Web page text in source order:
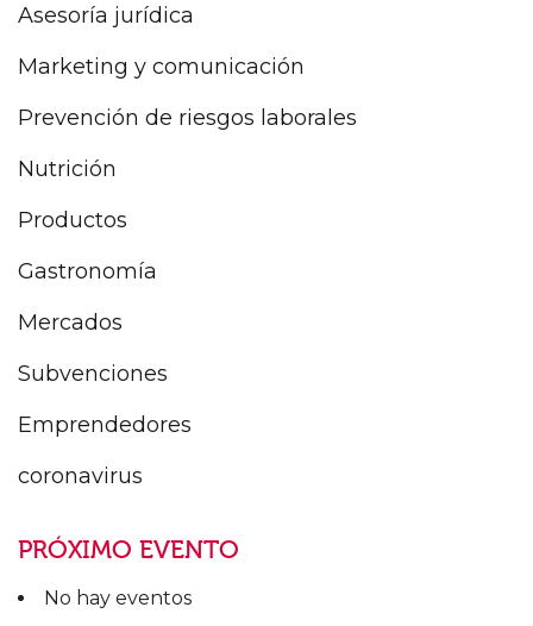
Asesoría jurídica
Marketing y comunicación
Prevención de riesgos laborales
Nutrición
Productos
Gastronomía
Mercados
Subvenciones
Emprendedores
coronavirus
PRÓXIMO EVENTO
No hay eventos